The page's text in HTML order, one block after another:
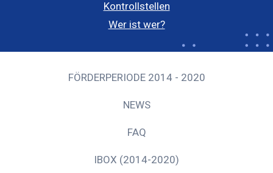
Kontrollstellen
Wer ist wer?
FÖRDERPERIODE 2014 - 2020
NEWS
FAQ
IBOX (2014-2020)